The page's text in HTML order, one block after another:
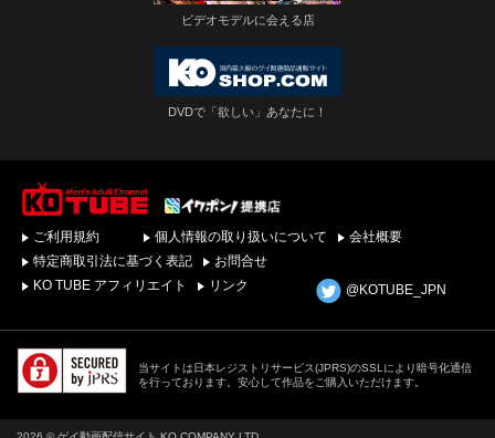
ビデオモデルに会える店
DVDで「欲しい」あなたに！
単ダウンロード！ゲイ
動画配信サイトKO
TUBEトップページへ
ご利用規約 個人情報の取り扱いについて
会社概要
特定商取引法に基づく表記
お問合せ
KO TUBE アフィリエイト
リンク @KOTUBE_JPN
当サイトは日本レジストリサービス(JPRS)のSSLにより暗号化通信
を行っております。安心して作品をご購入いただけます。